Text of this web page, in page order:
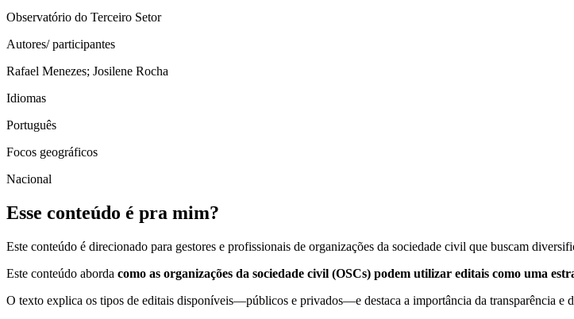
Observatório do Terceiro Setor
Autores/ participantes
Rafael Menezes; Josilene Rocha
Idiomas
Português
Focos geográficos
Nacional
Esse conteúdo é pra mim?
Este conteúdo é direcionado para gestores e profissionais de organizações da sociedade civil que buscam
Este conteúdo aborda como as organizações da sociedade civil (OSCs) podem utilizar editais como uma
O texto explica os tipos de editais disponíveis—públicos e privados—e destaca a importância da transparência e